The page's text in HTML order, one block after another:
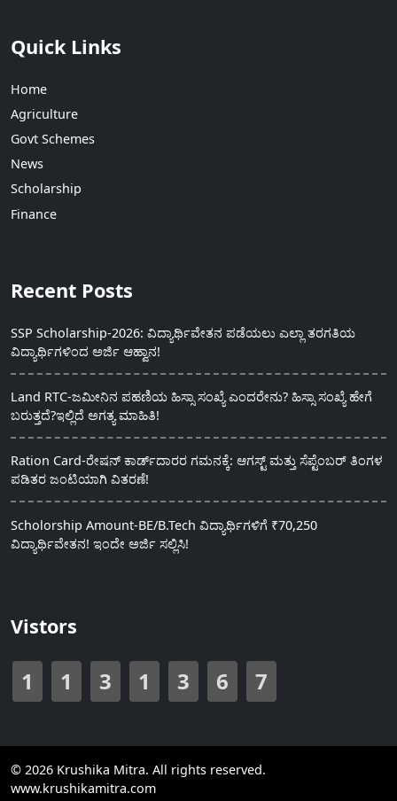
Quick Links
Home
Agriculture
Govt Schemes
News
Scholarship
Finance
Recent Posts
SSP Scholarship-2026: ವಿದ್ಯಾರ್ಥಿವೇತನ ಪಡೆಯಲು ಎಲ್ಲಾ ತರಗತಿಯ
ವಿದ್ಯಾರ್ಥಿಗಳಿಂದ ಅರ್ಜಿ ಆಹ್ವಾನ!
Land RTC-ಜಮೀನಿನ ಪಹಣಿಯ ಹಿಸ್ಸಾ ಸಂಖ್ಯೆ ಎಂದರೇನು? ಹಿಸ್ಸಾ ಸಂಖ್ಯೆ ಹೇಗೆ
ಬರುತ್ತದೆ?ಇಲ್ಲಿದೆ ಅಗತ್ಯ ಮಾಹಿತಿ!
Ration Card-ರೇಷನ್ ಕಾರ್ಡ್‍ದಾರರ ಗಮನಕ್ಕೆ: ಆಗಸ್ಟ್ ಮತ್ತು ಸೆಪ್ಟೆಂಬರ್ ತಿಂಗಳ
ಪಡಿತರ ಜಂಟಿಯಾಗಿ ವಿತರಣೆ!
Scholorship Amount-BE/B.Tech ವಿದ್ಯಾರ್ಥಿಗಳಿಗೆ ₹70,250
ವಿದ್ಯಾರ್ಥಿವೇತನ! ಇಂದೇ ಅರ್ಜಿ ಸಲ್ಲಿಸಿ!
Vistors
1 1 3 1 3 6 7
© 2026 Krushika Mitra. All rights reserved.
www.krushikamitra.com